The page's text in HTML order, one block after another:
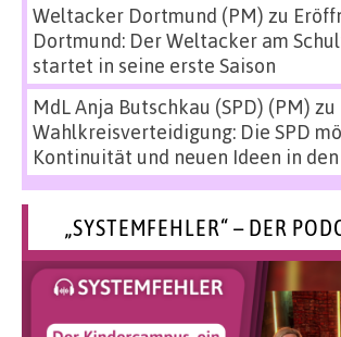
Weltacker Dortmund (PM) zu
Dortmund: Der Weltacker am
startet in seine erste Saison
MdL Anja Butschkau (SPD) (PM) zu
Wahlkreisverteidigung: Die SPD
Kontinuität und neuen Ideen in
„SYSTEMFEHLER“ – DER